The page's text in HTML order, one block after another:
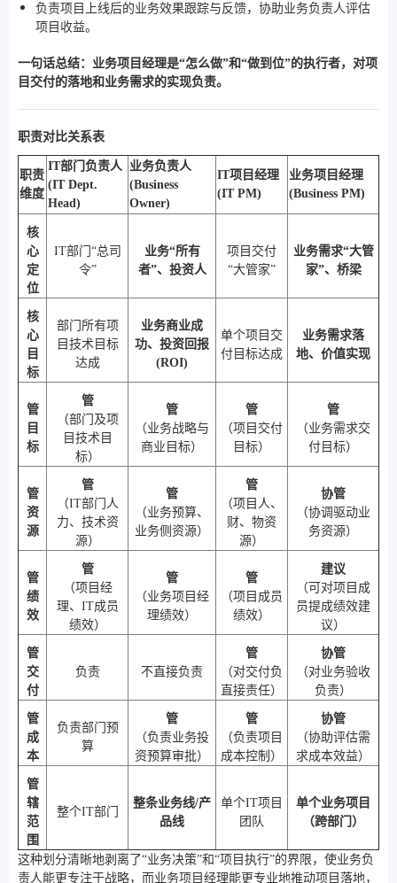
负责项目上线后的业务效果跟踪与反馈，协助业务负责人评估
项目收益。
一句话总结：业务项目经理是“怎么做”和“做到位”的执行者，对项
目交付的落地和业务需求的实现负责。
职责对比关系表
职责
维度
IT部门负责人
(IT Dept.
Head)
业务负责人
(Business
Owner)
IT项目经理
(IT PM)
业务项目经理
(Business PM)
核
心
定
位
IT部门“总司
令”
业务“所有
者”、投资人
项目交付
“大管家”
业务需求“大管
家”、桥梁
核
心
目
标
部门所有项
目技术目标
达成
业务商业成
功、投资回报
(ROI)
单个项目交
付目标达成
业务需求落
地、价值实现
管
目
标
管
（部门及项
目技术目
标）
管
（业务战略与
商业目标）
管
（项目交付
目标）
管
（业务需求交
付目标）
管
资
源
管
（IT部门人
力、技术资
源）
管
（业务预算、
业务侧资源）
管
（项目人、
财、物资
源）
协管
（协调驱动业
务资源）
管
绩
效
管
（项目经
理、IT成员
绩效）
管
（业务项目经
理绩效）
管
（项目成员
绩效）
建议
（可对项目成
员提成绩效建
议）
管
交
付
负责 不直接负责
管
（对交付负
直接责任）
协管
（对业务验收
负责）
管
成
本
负责部门预
算
管
（负责业务投
资预算审批）
管
（负责项目
成本控制）
协管
（协助评估需
求成本效益）
管
辖
范
围
整个IT部门
整条业务线/产
品线
单个IT项目
团队
单个业务项目
（跨部门）
这种划分清晰地剥离了“业务决策”和“项目执行”的界限，使业务负
责人能更专注于战略，而业务项目经理能更专业地推动项目落地，